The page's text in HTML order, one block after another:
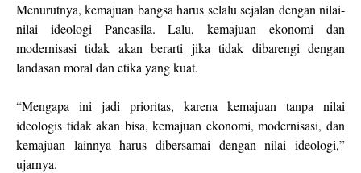
Menurutnya, kemajuan bangsa harus selalu sejalan dengan nilai-
nilai ideologi Pancasila. Lalu, kemajuan ekonomi dan
modernisasi tidak akan berarti jika tidak dibarengi dengan
landasan moral dan etika yang kuat.
“Mengapa ini jadi prioritas, karena kemajuan tanpa nilai
ideologis tidak akan bisa, kemajuan ekonomi, modernisasi, dan
kemajuan lainnya harus dibersamai dengan nilai ideologi,”
ujarnya.